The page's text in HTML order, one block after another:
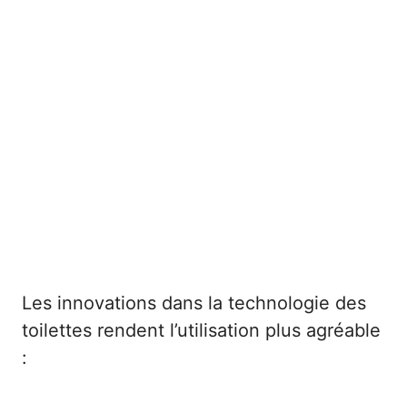
Les innovations dans la technologie des
toilettes rendent l’utilisation plus agréable
: